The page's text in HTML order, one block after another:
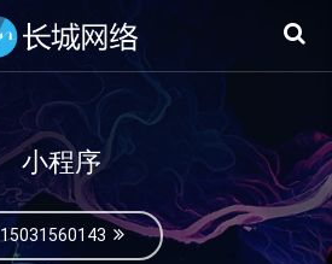
小程序
15031560143